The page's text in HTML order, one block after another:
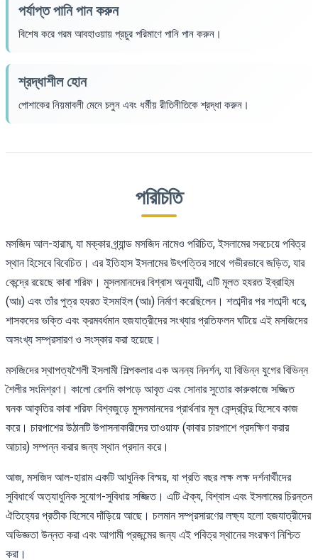
পর্যাপ্ত পানি পান করুন
বিশেষ করে গরম আবহাওয়ায় প্রচুর পরিমাণে পানি পান করুন।
শ্রদ্ধাশীল হোন
পোশাকের নিয়মাবলী মেনে চলুন এবং ধর্মীয় রীতিনীতিকে শ্রদ্ধা করুন।
পরিচিতি
মসজিদ আল-হারাম, যা মক্কার গ্র্যান্ড মসজিদ নামেও পরিচিত, ইসলামের সবচেয়ে পবিত্র
স্থান হিসেবে বিবেচিত। এর ইতিহাস ইসলামের উৎপত্তির সাথে গভীরভাবে জড়িত, যার
কেন্দ্রে রয়েছে কাবা শরিফ। মুসলমানদের বিশ্বাস অনুযায়ী, এটি মূলত হযরত ইব্রাহিম
(আঃ) এবং তাঁর পুত্র হযরত ইসমাইল (আঃ) নির্মাণ করেছিলেন। শতাব্দীর পর শতাব্দী ধরে,
শাসকদের ভক্তি এবং ক্রমবর্ধমান হজযাত্রীদের সংখ্যার প্রতিফলন ঘটিয়ে এই মসজিদের
অসংখ্য সম্প্রসারণ ও সংস্কার করা হয়েছে।
মসজিদের স্থাপত্যশৈলী ইসলামী শিল্পকলার এক অনন্য নিদর্শন, যা বিভিন্ন যুগের বিভিন্ন
শৈলীর সংমিশ্রণ। কালো রেশমি কাপড়ে আবৃত এবং সোনার সুতোর কারুকাজে সজ্জিত
ঘনক আকৃতির কাবা শরিফ বিশ্বজুড়ে মুসলমানদের প্রার্থনার মূল কেন্দ্রবিন্দু হিসেবে কাজ
করে। চারপাশের উঠানটি উপাসনাকারীদের তাওয়াফ (কাবার চারপাশে প্রদক্ষিণ করার
আচার) সম্পন্ন করার জন্য স্থান প্রদান করে।
আজ, মসজিদ আল-হারাম একটি আধুনিক বিস্ময়, যা প্রতি বছর লক্ষ লক্ষ দর্শনার্থীদের
সুবিধার্থে অত্যাধুনিক সুযোগ-সুবিধায় সজ্জিত। এটি ঐক্য, বিশ্বাস এবং ইসলামের চিরন্তন
ঐতিহ্যের প্রতীক হিসেবে দাঁড়িয়ে আছে। চলমান সম্প্রসারণের লক্ষ্য হলো হজযাত্রীদের
অভিজ্ঞতা উন্নত করা এবং আগামী প্রজন্মের জন্য এই পবিত্র স্থানের সংরক্ষণ নিশ্চিত
করা।